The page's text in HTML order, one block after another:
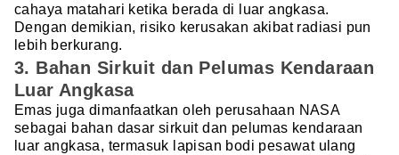
cahaya matahari ketika berada di luar angkasa.
Dengan demikian, risiko kerusakan akibat radiasi pun
lebih berkurang.
3. Bahan Sirkuit dan Pelumas Kendaraan
Luar Angkasa
Emas juga dimanfaatkan oleh perusahaan NASA
sebagai bahan dasar sirkuit dan pelumas kendaraan
luar angkasa, termasuk lapisan bodi pesawat ulang